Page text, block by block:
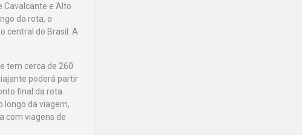
Cavalcante e Alto
da rota, o
central do Brasil. A
tem cerca de 260
poderá partir
final da rota.
longo da viagem,
com viagens de